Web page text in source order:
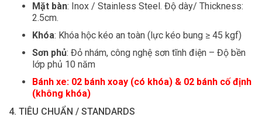
Mặt bàn: Inox / Stainless Steel. Độ dày/ Thickness:
2.5cm.
Khóa: Khóa hộc kéo an toàn (lực kéo bung ≥ 45 kgf)
Sơn phủ: Đỏ nhám, công nghệ sơn tĩnh điện – Độ bền
lớp phủ 10 năm
Bánh xe: 02 bánh xoay (có khóa) & 02 bánh cố định
(không khóa)
4. TIÊU CHUẨN / STANDARDS